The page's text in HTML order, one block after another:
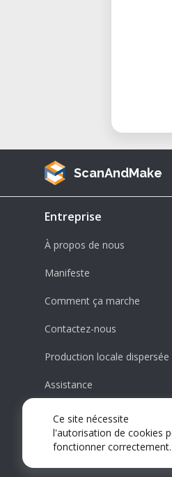
ScanAndMake
Entreprise
À propos de nous
Manifeste
Comment ça marche
Contactez-nous
Production locale dispersée
Assistance
Ce site nécessite
l'autorisation de cookies
fonctionner correctement.